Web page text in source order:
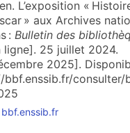
L’exposition «
» aux Archives
: Bulletin des
ligne]. 25 juillet 2024.
2025].
bbf.enssib.fr/